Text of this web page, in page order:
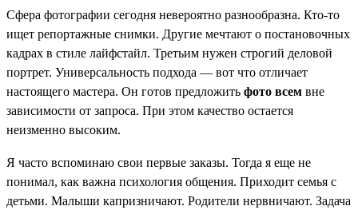
Сфера фотографии сегодня невероятно разнообразна. Кто-то
ищет репортажные снимки. Другие мечтают о постановочных
кадрах в стиле лайфстайл. Третьим нужен строгий деловой
портрет. Универсальность подхода — вот что отличает
настоящего мастера. Он готов предложить фото всем вне
зависимости от запроса. При этом качество остается
неизменно высоким.
Я часто вспоминаю свои первые заказы. Тогда я еще не
понимал, как важна психология общения. Приходит семья с
детьми. Малыши капризничают. Родители нервничают. Задача